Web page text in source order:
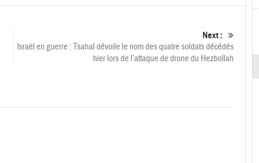
Next :
Israël en guerre : Tsahal dévoile le nom des quatre soldats décédés
hier lors de l’attaque de drone du Hezbollah